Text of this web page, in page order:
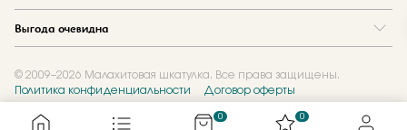
Где купить
Новости
Журнал
Выгода очевидна
Акции
Обмен и скупка
Подарочные сертификаты
© 2009–2026 Малахитовая шкатулка. Все права защищены.
Политика конфиденциальности
Договор оферты
0 0